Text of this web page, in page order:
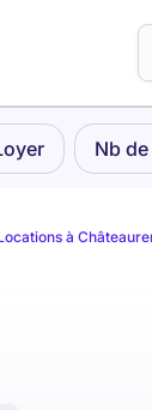
Nb
à